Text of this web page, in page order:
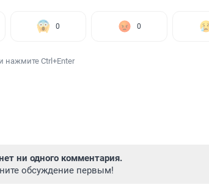
0 0
нажмите Ctrl+Enter
ни одного комментария.
обсуждение первым!